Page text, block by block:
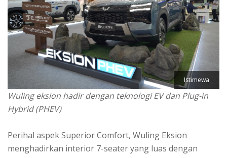
Istimewa
Wuling eksion hadir dengan teknologi EV dan Plug-in
Hybrid (PHEV)
Perihal aspek Superior Comfort, Wuling Eksion
menghadirkan interior 7-seater yang luas dengan